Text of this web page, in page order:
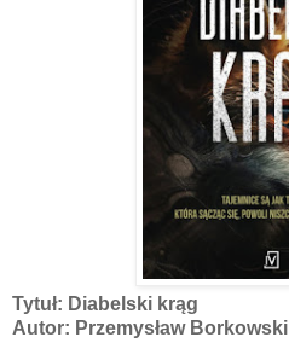
Tytuł: Diabelski krąg
Autor: Przemysław Borkowski